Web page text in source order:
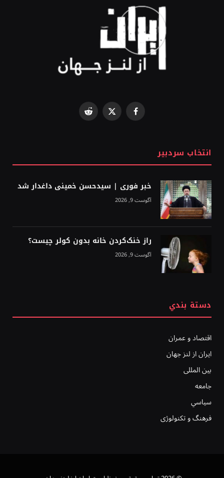
Facebook
X
Reddit
انتخاب سردبیر
خبر فوری | سیدحسن خمینی داغدار شد
آگوست 9, 2026
راز خنک‌کردن خانه بدون کولر چیست؟
آگوست 9, 2026
دستة بندي
اقتصاد و عمران
ایران از لنز جهان
بين المللى
جامعه
سياسي
فرهنگ و تکنولوژی